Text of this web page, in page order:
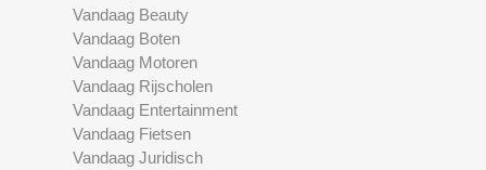
Vandaag Beauty
Vandaag Boten
Vandaag Motoren
Vandaag Rijscholen
Vandaag Entertainment
Vandaag Fietsen
Vandaag Juridisch